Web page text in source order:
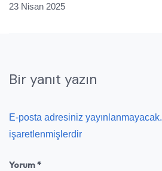
23 Nisan 2025
Bir yanıt yazın
E-posta adresiniz yayınlanmayacak.
işaretlenmişlerdir
Yorum*